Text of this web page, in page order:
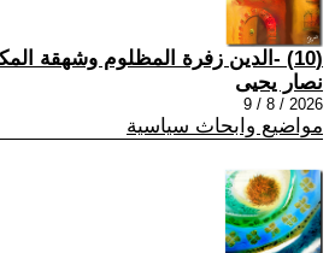
(10) -الدين زفرة المظلوم وشهقة المكلوم-[1]
نصار يحيى
2026 / 8 / 9
مواضيع وابحاث سياسية